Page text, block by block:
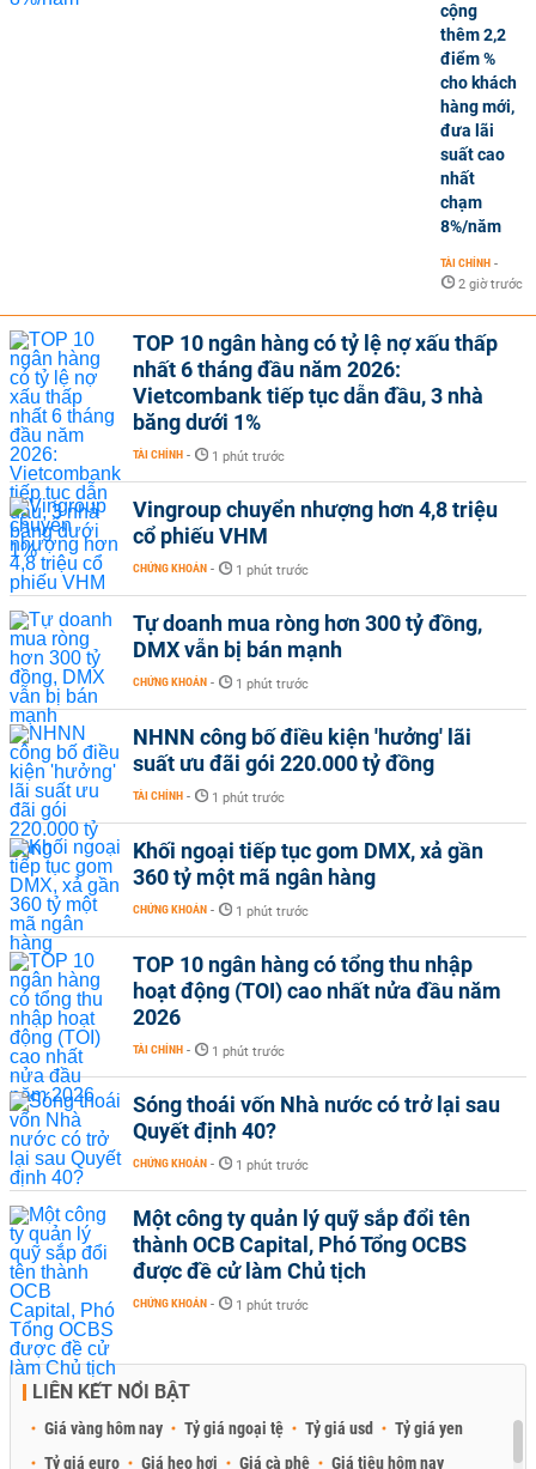
cộng
thêm 2,2
điểm %
cho khách
hàng mới,
đưa lãi
suất cao
nhất
chạm
8%/năm
TÀI CHÍNH -
2 giờ trước
TOP 10 ngân hàng có tỷ lệ nợ xấu thấp
nhất 6 tháng đầu năm 2026:
Vietcombank tiếp tục dẫn đầu, 3 nhà
băng dưới 1%
TÀI CHÍNH - 1 phút trước
Vingroup chuyển nhượng hơn 4,8 triệu
cổ phiếu VHM
CHỨNG KHOÁN - 1 phút trước
Tự doanh mua ròng hơn 300 tỷ đồng,
DMX vẫn bị bán mạnh
CHỨNG KHOÁN - 1 phút trước
NHNN công bố điều kiện 'hưởng' lãi
suất ưu đãi gói 220.000 tỷ đồng
TÀI CHÍNH - 1 phút trước
Khối ngoại tiếp tục gom DMX, xả gần
360 tỷ một mã ngân hàng
CHỨNG KHOÁN - 1 phút trước
TOP 10 ngân hàng có tổng thu nhập
hoạt động (TOI) cao nhất nửa đầu năm
2026
TÀI CHÍNH - 1 phút trước
Sóng thoái vốn Nhà nước có trở lại sau
Quyết định 40?
CHỨNG KHOÁN - 1 phút trước
Một công ty quản lý quỹ sắp đổi tên
thành OCB Capital, Phó Tổng OCBS
được đề cử làm Chủ tịch
CHỨNG KHOÁN - 1 phút trước
LIÊN KẾT NỔI BẬT
Giá vàng hôm nay Tỷ giá ngoại tệ Tỷ giá usd
Tỷ giá yen
Tỷ giá euro
Giá heo hơi Giá cà phê Giá tiêu hôm nay